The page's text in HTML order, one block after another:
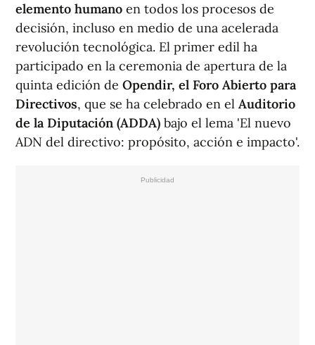
elemento humano en todos los procesos de
decisión, incluso en medio de una acelerada
revolución tecnológica. El primer edil ha
participado en la ceremonia de apertura de la
quinta edición de Opendir, el Foro Abierto para
Directivos, que se ha celebrado en el Auditorio
de la Diputación (ADDA) bajo el lema 'El nuevo
ADN del directivo: propósito, acción e impacto'.